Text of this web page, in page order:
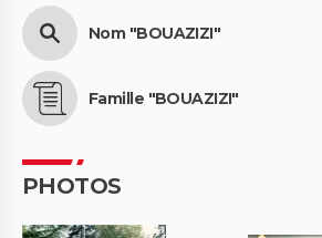
Nom "BOUAZIZI"
Famille "BOUAZIZI"
PHOTOS